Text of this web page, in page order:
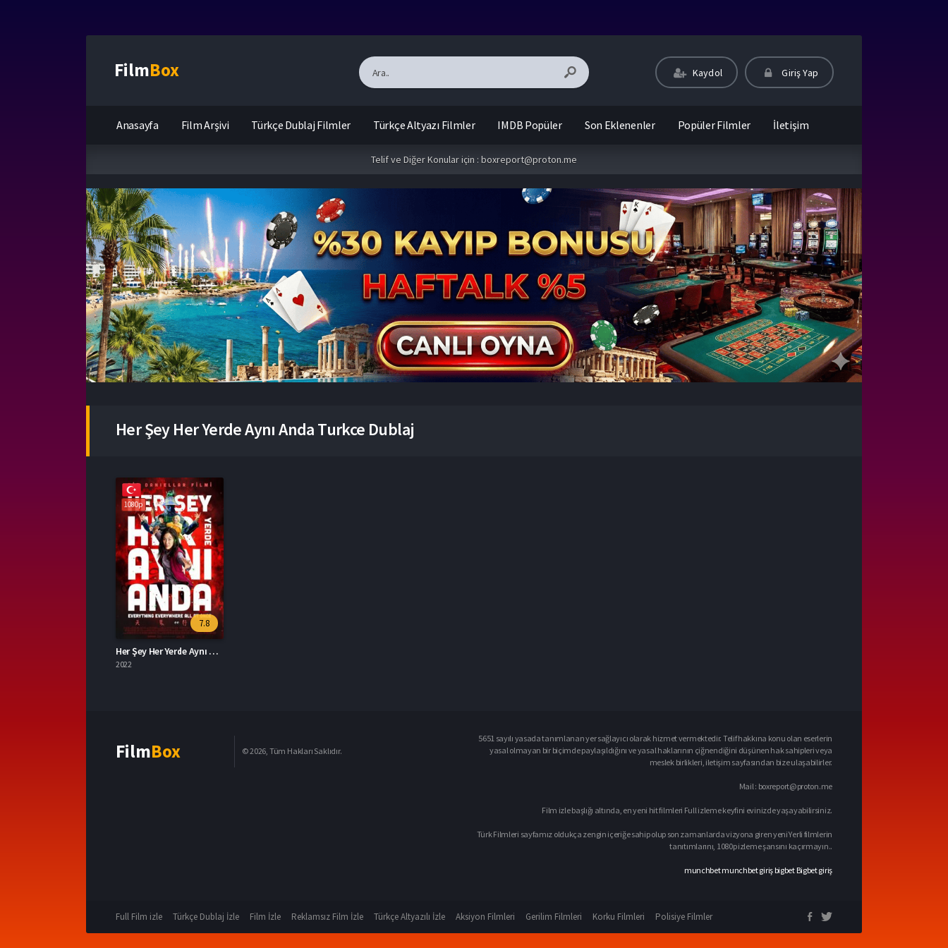
FilmBox Kaydol Giriş Yap
Anasayfa Film Arşivi Türkçe Dublaj Filmler Türkçe Altyazı Filmler IMDB Popüler Son Eklenenler Popüler Filmler İletişim
Telif ve Diğer Konular için : boxreport@proton.me
Her Şey Her Yerde Aynı Anda Turkce Dublaj
1080p
7.8
Her Şey Her Yerde Aynı Anda 2022 – Everything Everywhere All at Once 1080p Turkce Dublaj izle
2022
FilmBox © 2026, Tüm Hakları Saklıdır.
5651 sayılı yasada tanımlanan yer sağlayıcı olarak hizmet vermektedir. Telif hakkına konu olan eserlerin
yasal olmayan bir biçimde paylaşıldığını ve yasal haklarının çiğnendiğini düşünen hak sahipleri veya
meslek birlikleri, iletişim sayfasından bize ulaşabilirler.
Mail : boxreport@proton.me
Film izle başlığı altında, en yeni hit filmleri Full izleme keyfini evinizde yaşayabilirsiniz.
Türk Filmleri sayfamız oldukça zengin içeriğe sahip olup son zamanlarda vizyona giren yeni Yerli filmlerin
tanıtımlarını, 1080p izleme şansını kaçırmayın..
munchbetmunchbet giriş bigbet Bigbet giriş
Full Film izle Türkçe Dublaj İzle Film İzle Reklamsız Film İzle Türkçe Altyazılı İzle Aksiyon Filmleri Gerilim Filmleri Korku Filmleri Polisiye Filmler